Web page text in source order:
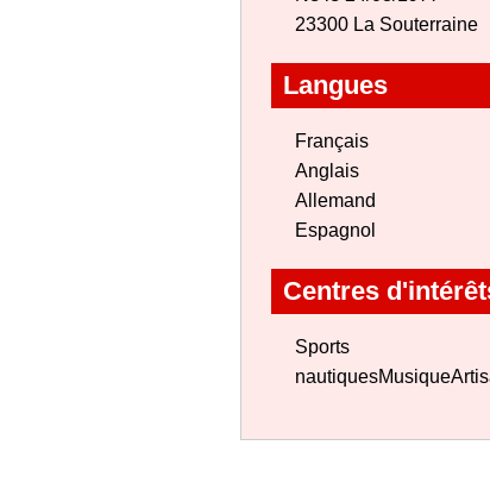
23300 La Souterraine
Langues
Français
Anglais
Allemand
Espagnol
Centres
Sports